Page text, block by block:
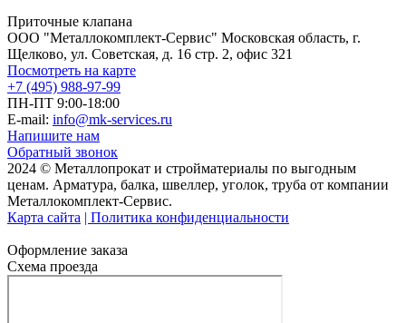
Приточные клапана
ООО "Металлокомплект-Сервис" Московская область, г.
Щелково, ул. Советская, д. 16 стр. 2, офис 321
Посмотреть на карте
+7 (495) 988-97-99
ПН-ПТ 9:00-18:00
E-mail: info@mk-services.ru
Напишите нам
Обратный звонок
2024 © Металлопрокат и стройматериалы по выгодным
ценам. Арматура, балка, швеллер, уголок, труба от компании
Металлокомплект-Сервис.
Карта сайта | Политика конфиденциальности
Оформление заказа
Схема проезда